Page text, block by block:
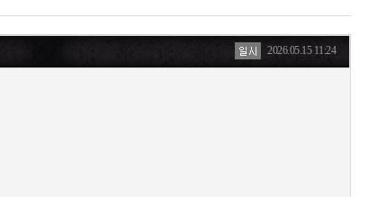
2026.05.15 11:24